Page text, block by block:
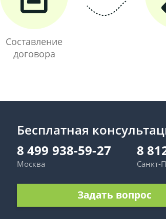
Составление
договора
Бесплатная
8 499 938-59-27
Москва
8
Санкт-
Задать вопрос